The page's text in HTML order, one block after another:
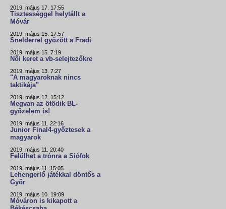
2019. május 17. 17:55
Tisztességgel helytállt a
Móvár
2019. május 15. 17:57
Snelderrel győzött a Fradi
2019. május 15. 7:19
Női keret a vb-selejtezőkre
2019. május 13. 7:27
"A magyaroknak nincs
taktikája"
2019. május 12. 15:12
Megvan az ötödik BL-
győzelem is!
2019. május 11. 22:16
Junior Final4-győztesek a
magyarok
2019. május 11. 20:40
Felülhet a trónra a Siófok
2019. május 11. 15:05
Lehengerlő játékkal döntős a
Győr
2019. május 10. 19:09
Móváron is kikapott a